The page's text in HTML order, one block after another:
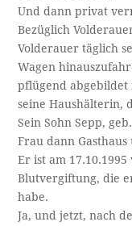
Und dann privat
Bezüglich
Volderauer täglich
Wagen
pflügend abgebildet
seine Haushälterin,
Sein Sohn Sepp,
Frau dann
Er ist am
Blutvergiftung, die
habe.
Ja, und jetzt, nach